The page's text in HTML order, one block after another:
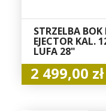
STRZELBA BOK
EJECTOR KAL.
LUFA 28"
2 499,00 zł